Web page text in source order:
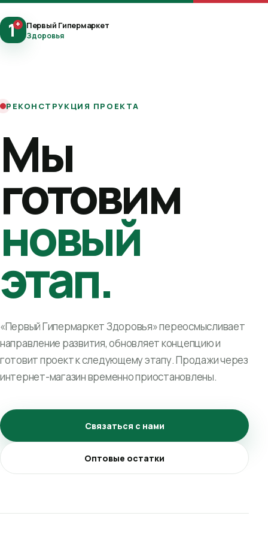
1+ Первый Гипермаркет
Здоровья
РЕКОНСТРУКЦИЯ ПРОЕКТА
Мы
готовим
новый
этап.
«Первый Гипермаркет Здоровья» переосмысливает
направление развития, обновляет концепцию и
готовит проект к следующему этапу. Продажи через
интернет-магазин временно приостановлены.
Связаться с нами
Оптовые остатки